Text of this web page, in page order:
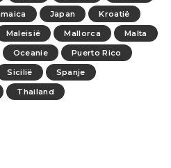
Japan
Kroatië
Maleisië Mallorca
Malta
Oceanie
Puerto Rico
Sicilië
Spanje
Thailand